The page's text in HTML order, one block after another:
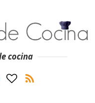
cocina